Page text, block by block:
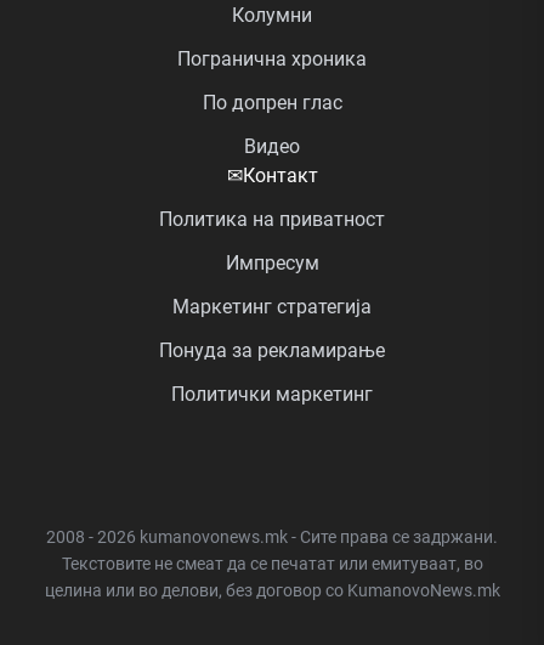
Колумни
Погранична хроника
По допрен глас
Видео
✉Контакт
Политика на приватност
Импресум
Маркетинг стратегија
Понуда за рекламирање
Политички маркетинг
2008 - 2026 kumanovonews.mk - Сите права се задржани.
Текстовите не смеат да се печатат или емитуваат, во
целина или во делови, без договор со KumanovoNews.mk